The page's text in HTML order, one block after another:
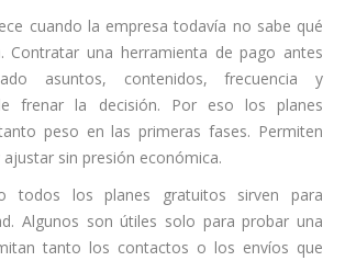
cuando la empresa todavía no sabe qué
Contratar una herramienta de pago antes
asuntos, contenidos, frecuencia y
frenar la decisión. Por eso los planes
peso en las primeras fases. Permiten
sin presión económica.
todos los planes gratuitos sirven para
Algunos son útiles solo para probar una
tanto los contactos o los envíos que